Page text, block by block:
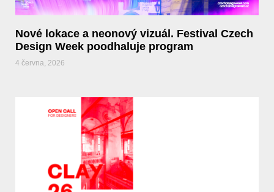
Nové lokace a neonový vizuál. Festival Czech
Design Week poodhaluje program
4 června, 2026